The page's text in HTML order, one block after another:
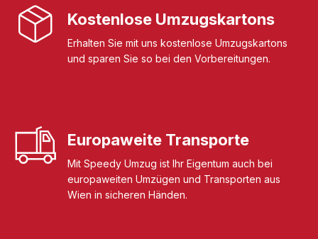
Kostenlose Umzugskartons
Erhalten Sie mit uns kostenlose Umzugskartons
und sparen Sie so bei den Vorbereitungen.
Europaweite Transporte
Mit Speedy Umzug ist Ihr Eigentum auch bei
europaweiten Umzügen und Transporten aus
Wien in sicheren Händen.